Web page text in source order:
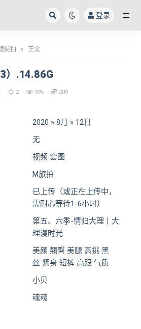
登录
街拍 正文
）.14.86G
2 995 200
2020 » 8月 » 12日
无
视频 套图
M旅拍
已上传（或正在上传中，
需耐心等待1-6小时）
第五、六季-情归大理丨大
理漫时光
美颜 翘臀 美腿 高挑 黑
丝 紧身 短裤 高跟 气质
小贝
魂魂